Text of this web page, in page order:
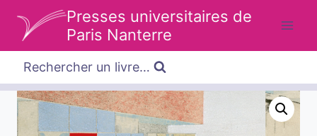
Presses universitaires de
Paris Nanterre
Rechercher un livre…